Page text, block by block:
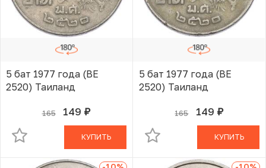
5 бат 1977 года (BE
2520) Таиланд
165 149 руб.
В КОРЗИНЕ
КУПИТЬ
5 бат 1977 года (BE
2520) Таиланд
165 149 руб.
В КОРЗИНЕ
КУПИТЬ